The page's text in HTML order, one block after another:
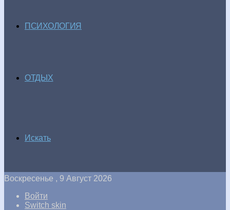
ПСИХОЛОГИЯ
ОТДЫХ
Искать
Воскресенье , 9 Август 2026
Войти
Switch skin